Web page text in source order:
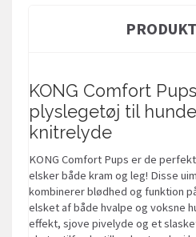
KONG Comfort
plyslegetøj til
knitrelyde
KONG Comfort Pups er de
elsker både kram og leg! Disse
kombinerer blødhed og funktion
elsket af både hvalpe og voksne
effekt, sjove pivelyde og et